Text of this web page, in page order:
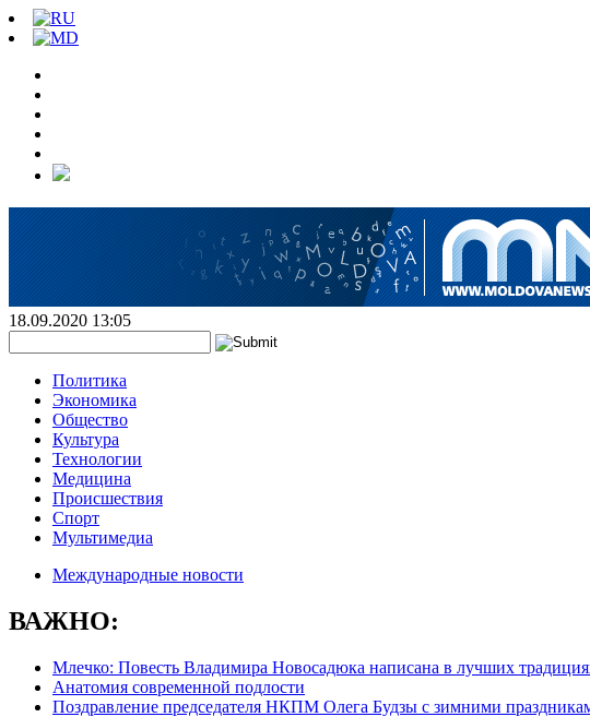
18.09.2020 13:05
Политика
Экономика
Общество
Культура
Технологии
Медицина
Происшествия
Спорт
Мультимедиа
Международные новости
ВАЖНО:
Млечко: Повесть Владимира Новосадюка написана в лучших
Анатомия современной подлости
Поздравление председателя НКПМ Олега Будзы с зимними